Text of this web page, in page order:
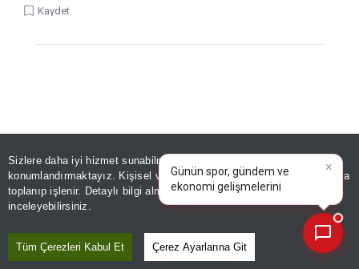
Sizlere daha iyi hizmet sunabilmek adına sitemizde
konumlandırmaktayız. Kişisel verileriniz, KVKK ve GDPR kapsamında
toplanıp işlenir. Detaylı bilgi almak içinAydınlatma Metnimizi
inceleyebilirsiniz.
Tüm Çerezleri Kabul Et Çerez Ayarlarına Git
Kaydet
Linke Tıkla, Türkiye Gazetesi'ni Google
Favorilerine Ekle!
×
Günün spor, gündem ve
ekonomi gelişmelerini analiz
edin!